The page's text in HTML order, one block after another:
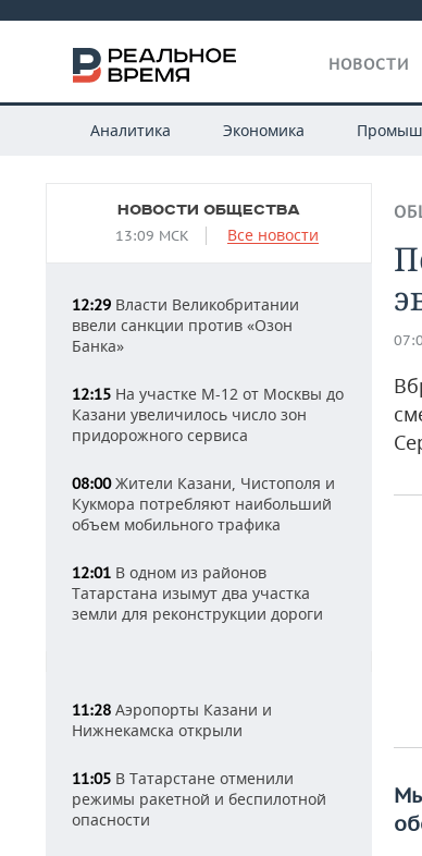
НОВОСТИ
Аналитика Экономика
НОВОСТИ ОБЩЕСТВА
13:09 МСК Все новости
12:29 Власти Великобритании
ввели санкции против «Озон
Банка»
12:15 На участке М-12 от Москвы до
Казани увеличилось число зон
придорожного сервиса
08:00Жители Казани, Чистополя и
Кукмора потребляют наибольший
объем мобильного трафика
12:01 В одном из районов
Татарстана изымут два участка
земли для реконструкции дороги
11:28 Аэропорты Казани и
Нижнекамска открыли
11:05 В Татарстане отменили
режимы ракетной и беспилотной
опасности